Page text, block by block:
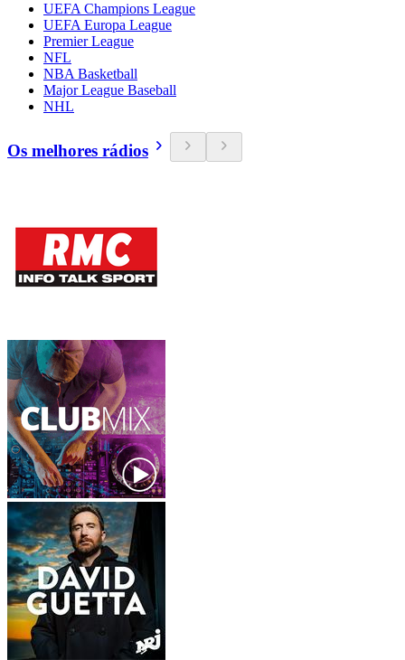
UEFA Champions League
UEFA Europa League
Premier League
NFL
NBA Basketball
Major League Baseball
NHL
Os melhores rádios